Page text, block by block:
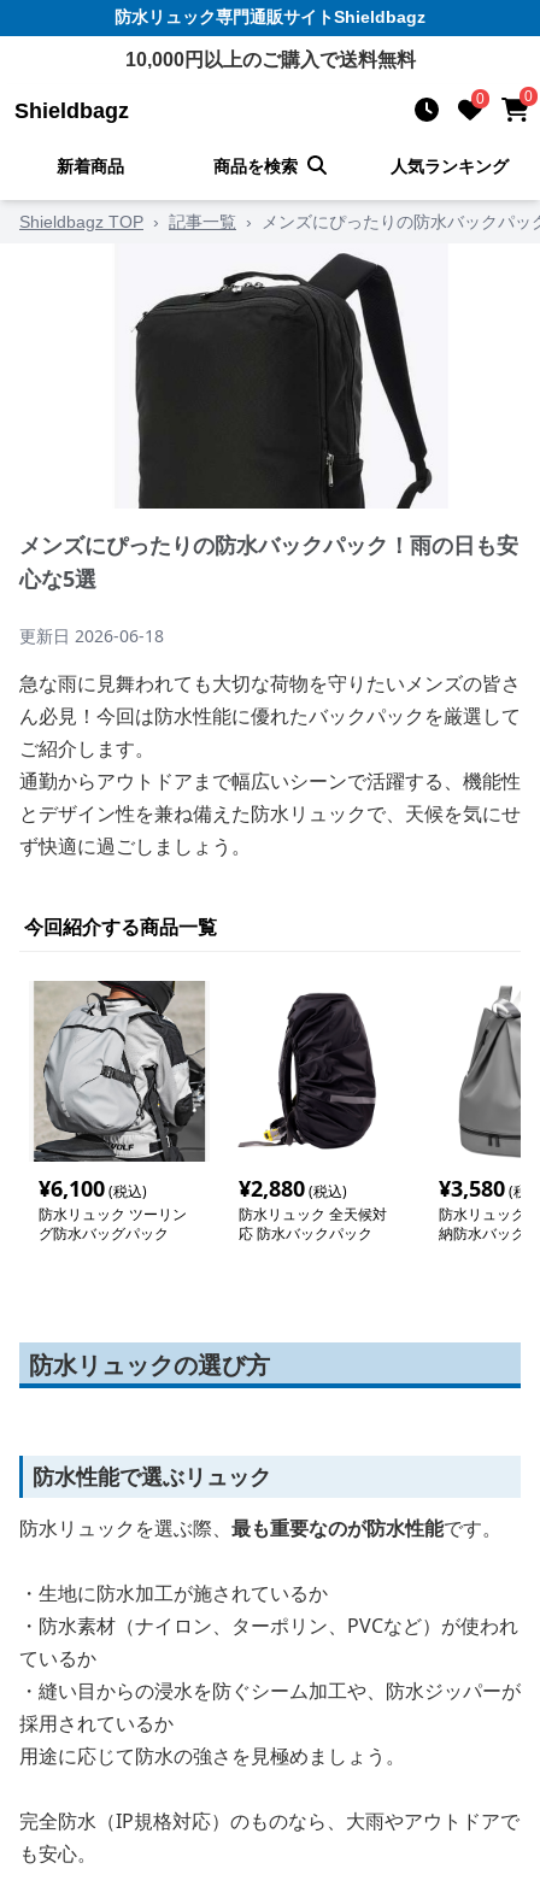
防水リュック専門通販サイトShieldbagz
10,000円以上のご購入で送料無料
Shieldbagz 0 0
新着商品 商品を検索 人気ランキング
Shieldbagz TOP › 記事一覧 › メンズにぴったりの防水バックパ
メンズにぴったりの防水バックパック！雨の日も安
心な5選
更新日 2026-06-18
急な雨に見舞われても大切な荷物を守りたいメンズの皆さ
ん必見！今回は防水性能に優れたバックパックを厳選して
ご紹介します。
通勤からアウトドアまで幅広いシーンで活躍する、機能性
とデザイン性を兼ね備えた防水リュックで、天候を気にせ
ず快適に過ごしましょう。
今回紹介する商品一覧
¥6,100(税込)
防水リュック ツーリン
グ防水バッグパック
¥2,880(税込)
防水リュック 全天候対
応 防水バックパック
¥3,580(税
防水リュック
納防水バック
防水リュックの選び方
防水性能で選ぶリュック
防水リュックを選ぶ際、 最も重要なのが防水性能です。
・生地に防水加工が施されているか
・防水素材（ナイロン、ターポリン、PVCなど）が使われ
ているか
・縫い目からの浸水を防ぐシーム加工や、防水ジッパーが
採用されているか
用途に応じて防水の強さを見極めましょう。
完全防水（IP規格対応）のものなら、大雨やアウトドアで
も安心。